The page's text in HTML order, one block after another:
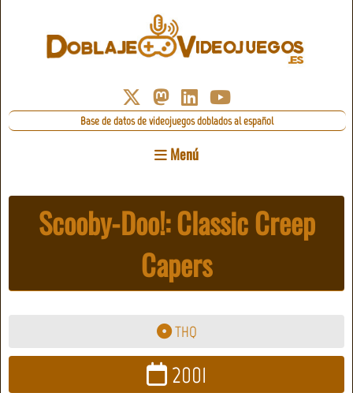
Base de datos de videojuegos doblados al español
Menú
Scooby-Doo!: Classic Creep
Capers
THQ
2001